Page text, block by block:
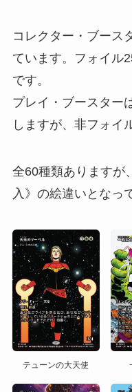
コレクター・ブース
ています。フォイル
です。
プレイ・ブースター
しますが、非フォイ
全60種類ありますが
入》の絵違いとなっ
テューンの大天使